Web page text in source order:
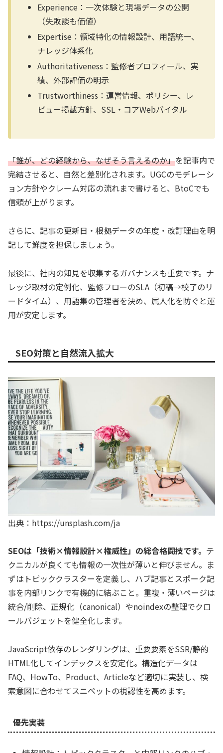
Experience：一次体験と現場データの公開
（失敗談も価値）
Expertise：領域特化の情報設計、用語統一、
ナレッジ体系化
Authoritativeness：監修者プロフィール、実
績、外部評価の明示
Trustworthiness：運営情報、ポリシー、レ
ビュー掲載方針、SSL・コアWebバイタル
「誰が、どの経験から、なぜそう言えるのか」を記事内で
完結させると、自然と差別化されます。UGCのモデレーシ
ョン方針やクレーム対応の流れまで書けると、BtoCでも
信頼が上がります。
さらに、記事の更新日・根拠データの年度・改訂理由を明
記して鮮度を担保しましょう。
最後に、社内の知見を収集するガバナンスも重要です。ナ
レッジ取材の定例化、監修フローのSLA（初稿→校了のリ
ードタイム）、用語集の管理者を決め、属人化を防ぐと運
用が安定します。
SEO対策と自然流入拡大
出典：https://unsplash.com/ja
SEOは「技術×情報設計×権威性」の総合格闘技です。 テ
クニカルが良くても情報の一次性が薄いと伸びません。ま
ずはトピッククラスターを定義し、ハブ記事とスポーク記
事を内部リンクで有機的に結ぶこと。重複・薄いページは
統合/削除、正規化（canonical）やnoindexの整理でクロ
ールバジェットを健全化します。
JavaScript依存のレンダリングは、重要要素をSSR/静的
HTML化してインデックスを安定化。構造化データは
FAQ、HowTo、Product、Articleなど適切に実装し、検
索意図に合わせてスニペットの視認性を高めます。
優先実装